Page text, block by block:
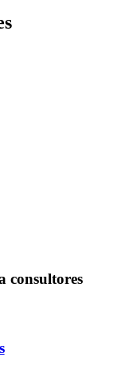
consultores